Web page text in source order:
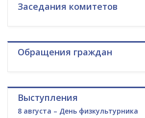
Заседания комитетов
Обращения граждан
Выступления
8 августа – День физкультурника